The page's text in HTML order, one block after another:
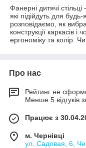
Фанерні дитячі стільці
які підійдуть для
розповідаємо, як
конструкції каркасів
ергономіку та колір.
Про нас
Рейтинг не
Менше 5 відгуків
Працює з
м. Чернівці
ул. Садовая, 6,